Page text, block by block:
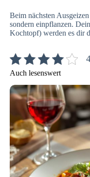
Beim nächsten
sondern einpflanzen.
Kochtopf) werden es dir
Auch lesenswert